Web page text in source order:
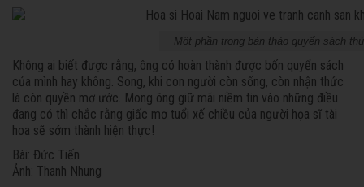
Một phần trong bản thảo quyển sách
Không ai biết được rằng, ông có hoàn thành được bốn quyển sách
của mình hay không. Song, khi con người còn sống, còn nhận thức
là còn quyền mơ ước. Mong ông giữ mãi niềm tin vào những điều
đang có thì chắc rằng giấc mơ tuổi xế chiều của người họa sĩ tài
hoa sẽ sớm thành hiện thực!
Bài: Đức Tiến
Ảnh: Thanh Nhung